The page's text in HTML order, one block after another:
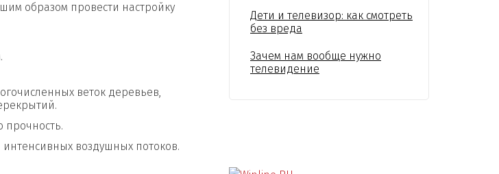
образом провести настройку
веток деревьев,
воздушных потоков.
Дети и телевизор: как смотреть
без вреда
Зачем нам вообще нужно
телевидение